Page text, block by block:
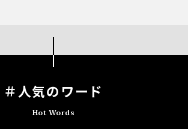
＃人気のワード
Hot Words